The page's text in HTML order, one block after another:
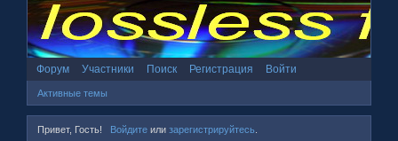
Форум Участники Поиск Регистрация Войти
Активные темы
Привет, Гость! Войдитеили зарегистрируйтесь.